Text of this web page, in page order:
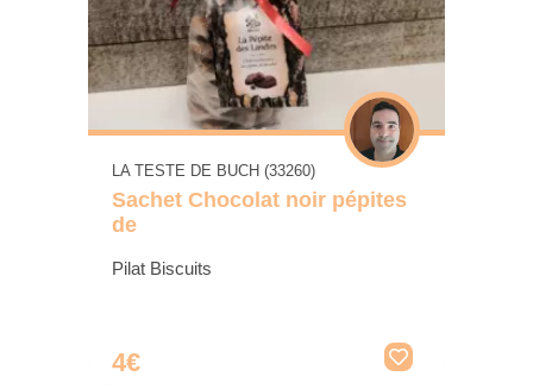
LA TESTE DE BUCH (33260)
Sachet Chocolat noir pépites
de
Pilat Biscuits
4€